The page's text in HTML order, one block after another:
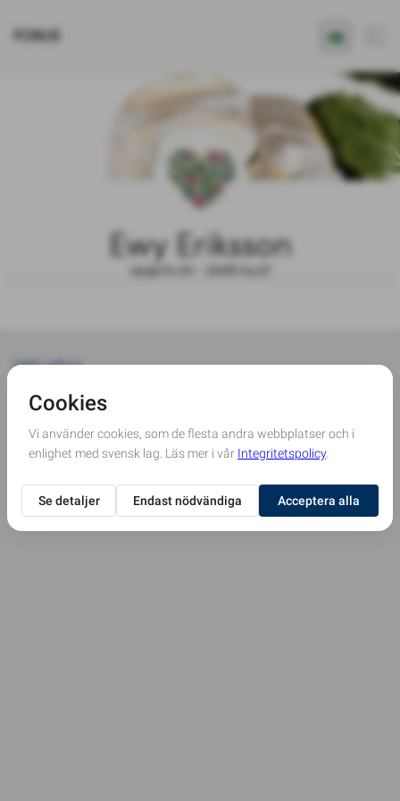
FONUS
Ewy Eriksson
1939.01.20 - 2026.04.27
Välj gåva
Möjlighet till donation har löpt ut 2026-05-26
VänligenKontakta administratören här.